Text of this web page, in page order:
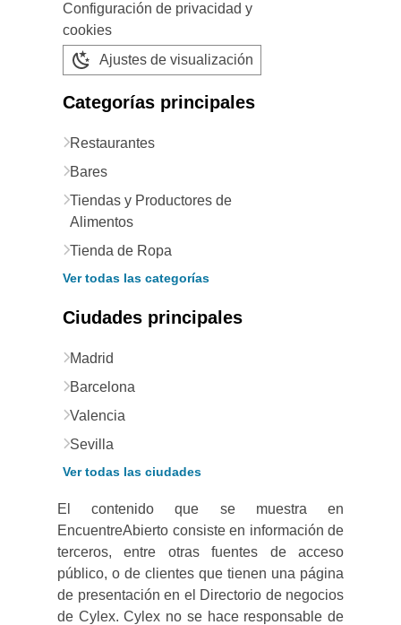
Configuración de privacidad y
cookies
Ajustes de visualización
Categorías principales
Restaurantes
Bares
Tiendas y Productores de
Alimentos
Tienda de Ropa
Ver todas las categorías
Ciudades principales
Madrid
Barcelona
Valencia
Sevilla
Ver todas las ciudades
El contenido que se muestra en
EncuentreAbierto consiste en información de
terceros, entre otras fuentes de acceso
público, o de clientes que tienen una página
de presentación en el Directorio de negocios
de Cylex. Cylex no se hace responsable de